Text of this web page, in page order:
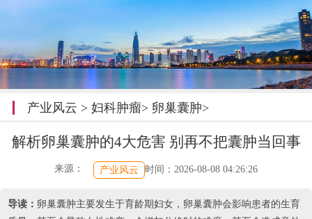
产业风云 > 妇科肿瘤> 卵巢囊肿>
解析卵巢囊肿的4大危害 别再不把囊肿当回事
来源： 产业风云 时间：2026-08-08 04:26:26
导读： 卵巢囊肿主要发生于育龄期妇女，卵巢囊肿会影响患者的生育